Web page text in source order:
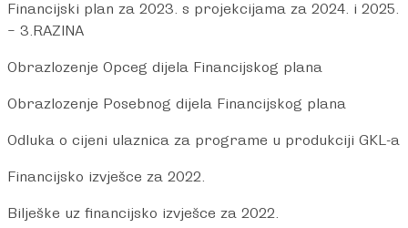
Financijski plan za 2023. s projekcijama za 2024. i 2025.
– 3.RAZINA
Obrazlozenje Opceg dijela Financijskog plana
Obrazlozenje Posebnog dijela Financijskog plana
Odluka o cijeni ulaznica za programe u produkciji GKL-a
Financijsko izvješce za 2022.
Bilješke uz financijsko izvješce za 2022.